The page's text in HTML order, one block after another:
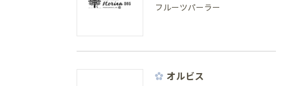
フルーツパーラー
オルビス